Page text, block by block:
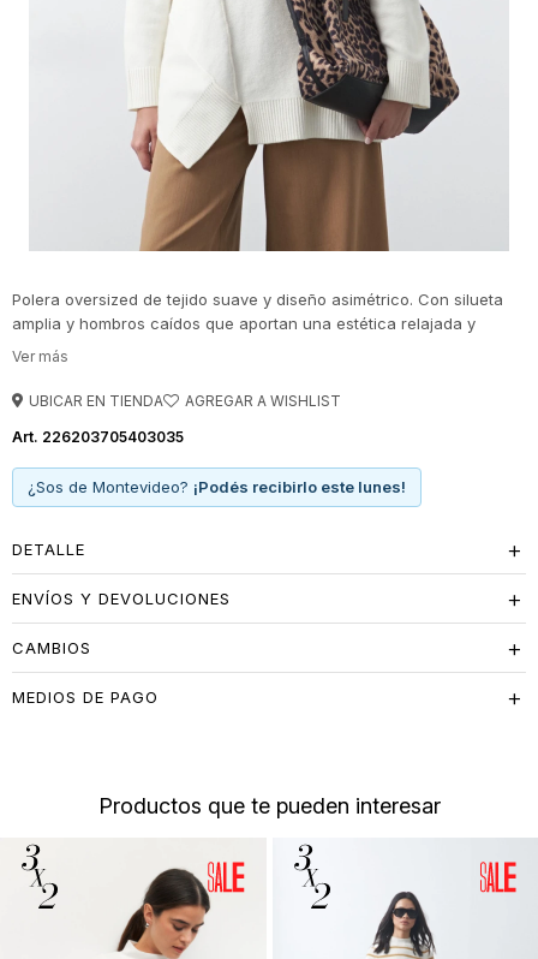
Polera oversized de tejido suave y diseño asimétrico. Con silueta
amplia y hombros caídos que aportan una estética relajada y
contemporánea. Su diseño incorpora una costura diagonal en el
terminaciones acanaladas en cuello, puños y ruedo que equilibran
El largo levemente extendido y la abertura frontal aportan
movimiento y un calce cómodo, ideal para combinar con
UBICAR EN TIENDA
226203705403035
¿Sos de Montevideo? ¡Podés recibirlo este lunes!
DETALLE
ENVÍOS Y DEVOLUCIONES
CAMBIOS
MEDIOS DE PAGO
Productos que te pueden interesar